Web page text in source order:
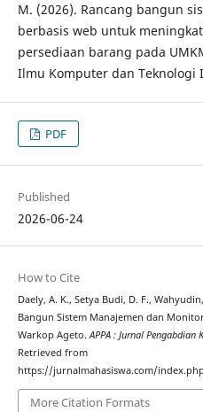
M. (2026). Rancang bangun
berbasis web untuk
persediaan barang pada
Ilmu Komputer dan Teknologi
PDF
Published
2026-06-24
How to Cite
Daely, A. K., Setya Budi, D. F.,
Bangun Sistem Manajemen dan
Warkop Ageto.APPA : Jurnal Pengabdian
Retrieved from
https://jurnalmahasiswa.com/
More Citation Formats